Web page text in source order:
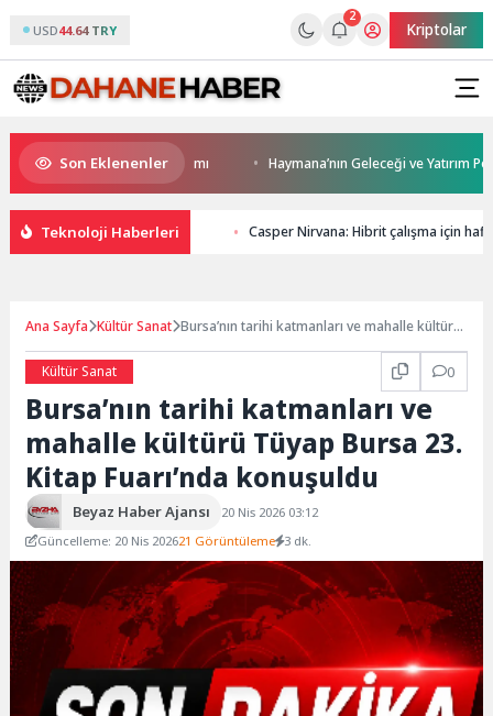
USD44.64 TRY
2
Kriptolar
Son Eklenenler
modern ulaşım yatırımı Haymana’nın Geleceği ve Yatırım
Teknoloji Haberleri Casper Nirvana: Hibrit çalışma için
Ana Sayfa Kültür Sanat Bursa’nın tarihi katmanları ve mahalle kültürü
Kültür Sanat
0
Bursa’nın tarihi katmanları ve
mahalle kültürü Tüyap Bursa 23.
Kitap Fuarı’nda konuşuldu
Beyaz Haber Ajansı
20 Nis 2026 03:12
Güncelleme: 20 Nis 202621 Görüntüleme 3 dk.